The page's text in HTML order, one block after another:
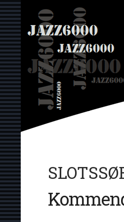
Hop
til
indhold